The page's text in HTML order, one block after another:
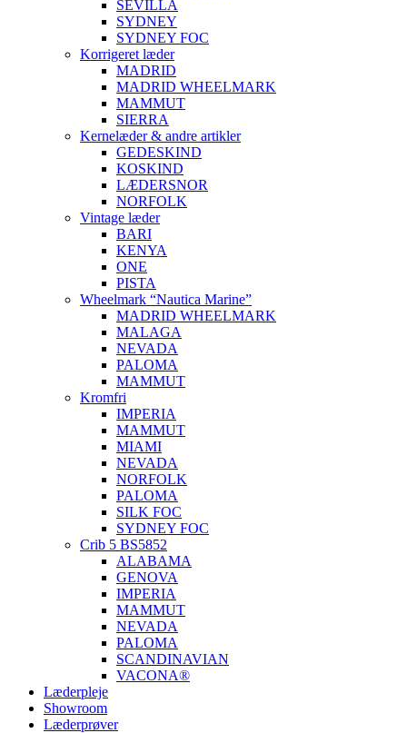
SEVILLA
SYDNEY
SYDNEY FOC
Korrigeret læder
MADRID
MADRID WHEELMARK
MAMMUT
SIERRA
Kernelæder & andre artikler
GEDESKIND
KOSKIND
LÆDERSNOR
NORFOLK
Vintage læder
BARI
KENYA
ONE
PISTA
Wheelmark “Nautica Marine”
MADRID WHEELMARK
MALAGA
NEVADA
PALOMA
MAMMUT
Kromfri
IMPERIA
MAMMUT
MIAMI
NEVADA
NORFOLK
PALOMA
SILK FOC
SYDNEY FOC
Crib 5 BS5852
ALABAMA
GENOVA
IMPERIA
MAMMUT
NEVADA
PALOMA
SCANDINAVIAN
VACONA®
Læderpleje
Showroom
Læderprøver